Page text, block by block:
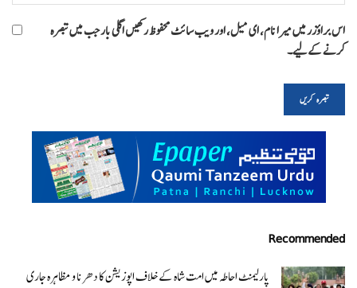
اس براؤزر میں میرا نام، ای میل، اور ویب سائٹ محفوظ رکھیں اگلی بار جب میں تبصرہ
کرنے کےلیے۔
Recommended
پارلیمنٹ احاطہ میں امت شاہ کے خلاف اپوزیشن کا دھرنا و مظاہرہ جاری